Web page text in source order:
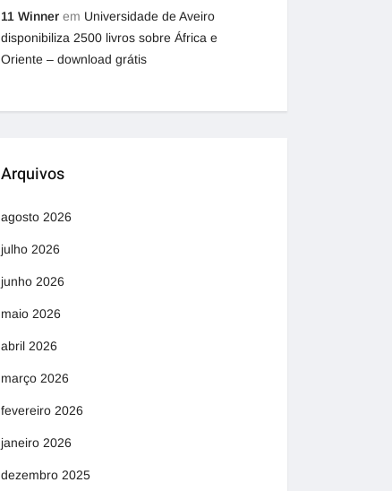
11 Winner em Universidade de Aveiro
disponibiliza 2500 livros sobre África e
Oriente – download grátis
Arquivos
agosto 2026
julho 2026
junho 2026
maio 2026
abril 2026
março 2026
fevereiro 2026
janeiro 2026
dezembro 2025